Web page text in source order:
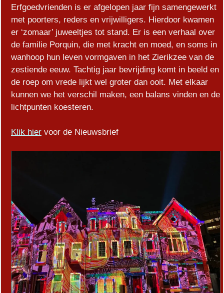
Erfgoedvrienden is er afgelopen jaar fijn samengewerkt
met poorters, reders en vrijwilligers. Hierdoor kwamen
er ‘zomaar’ juweeltjes tot stand. Er is een verhaal over
de familie Porquin, die met kracht en moed, en soms in
wanhoop hun leven vormgaven in het Zierikzee van de
zestiende eeuw. Tachtig jaar bevrijding komt in beeld en
de roep om vrede lijkt wel groter dan ooit. Met elkaar
kunnen we het verschil maken, een balans vinden en de
lichtpunten koesteren.
Klik hier voor de Nieuwsbrief